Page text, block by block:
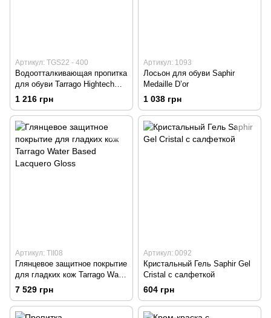
Артикул: TGS22 - 400
Водоотталкивающая пропитка
для обуви Tarrago Hightech
Nano Protector
1 216 грн
Артикул: 1093
Лосьон для обуви Saphir
Medaille D’or
1 038 грн
Артикул: TII08
Глянцевое защитное покрытие
для гладких кож Tarrago Water
Based Lacquero Gloss
7 529 грн
Артикул: 0092
Кристальный Гель Saphir Gel
Cristal с салфеткой
604 грн